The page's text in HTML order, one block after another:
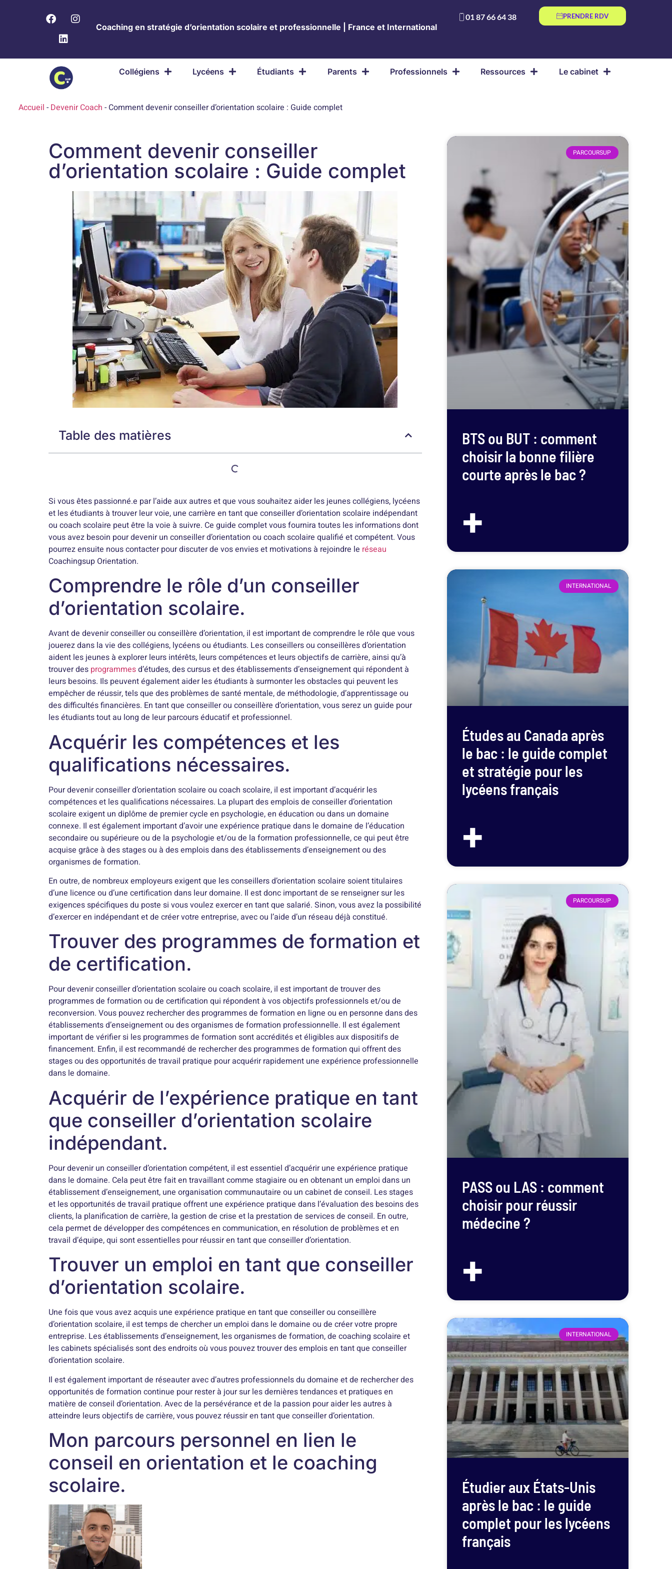
Coaching en stratégie d’orientation scolaire et professionnelle | France et International
01 87 66 64 38 PRENDRE RDV
Collégiens Lycéens Étudiants Parents Professionnels Ressources Le cabinet
Accueil - Devenir Coach - Comment devenir conseiller d’orientation scolaire : Guide complet
Comment devenir conseiller
d’orientation scolaire : Guide complet
Table des matières
Si vous êtes passionné.e par l’aide aux autres et que vous souhaitez aider les jeunes collégiens, lycéens
et les étudiants à trouver leur voie, une carrière en tant que conseiller d’orientation scolaire indépendant
ou coach scolaire peut être la voie à suivre. Ce guide complet vous fournira toutes les informations dont
vous avez besoin pour devenir un conseiller d’orientation ou coach scolaire qualifié et compétent. Vous
pourrez ensuite nous contacter pour discuter de vos envies et motivations à rejoindre le réseau
Coachingsup Orientation.
Comprendre le rôle d’un conseiller
d’orientation scolaire.
Avant de devenir conseiller ou conseillère d’orientation, il est important de comprendre le rôle que vous
jouerez dans la vie des collégiens, lycéens ou étudiants. Les conseillers ou conseillères d’orientation
aident les jeunes à explorer leurs intérêts, leurs compétences et leurs objectifs de carrière, ainsi qu’à
trouver des programmesd’études, des cursus et des établissements d’enseignement qui répondent à
leurs besoins. Ils peuvent également aider les étudiants à surmonter les obstacles qui peuvent les
empêcher de réussir, tels que des problèmes de santé mentale, de méthodologie, d’apprentissage ou
des difficultés financières. En tant que conseiller ou conseillère d’orientation, vous serez un guide pour
les étudiants tout au long de leur parcours éducatif et professionnel.
Acquérir les compétences et les
qualifications nécessaires.
Pour devenir conseiller d’orientation scolaire ou coach scolaire, il est important d’acquérir les
compétences et les qualifications nécessaires. La plupart des emplois de conseiller d’orientation
scolaire exigent un diplôme de premier cycle en psychologie, en éducation ou dans un domaine
connexe. Il est également important d’avoir une expérience pratique dans le domaine de l’éducation
secondaire ou supérieure ou de la psychologie et/ou de la formation professionnelle, ce qui peut être
acquise grâce à des stages ou à des emplois dans des établissements d’enseignement ou des
organismes de formation.
En outre, de nombreux employeurs exigent que les conseillers d’orientation scolaire soient titulaires
d’une licence ou d’une certification dans leur domaine. Il est donc important de se renseigner sur les
exigences spécifiques du poste si vous voulez exercer en tant que salarié. Sinon, vous avez la possibilité
d’exercer en indépendant et de créer votre entreprise, avec ou l’aide d’un réseau déjà constitué.
Trouver des programmes de formation et
de certification.
Pour devenir conseiller d’orientation scolaire ou coach scolaire, il est important de trouver des
programmes de formation ou de certification qui répondent à vos objectifs professionnels et/ou de
reconversion. Vous pouvez rechercher des programmes de formation en ligne ou en personne dans des
établissements d’enseignement ou des organismes de formation professionnelle. Il est également
important de vérifier si les programmes de formation sont accrédités et éligibles aux dispositifs de
financement. Enfin, il est recommandé de rechercher des programmes de formation qui offrent des
stages ou des opportunités de travail pratique pour acquérir rapidement une expérience professionnelle
dans le domaine.
Acquérir de l’expérience pratique en tant
que conseiller d’orientation scolaire
indépendant.
Pour devenir un conseiller d’orientation compétent, il est essentiel d’acquérir une expérience pratique
dans le domaine. Cela peut être fait en travaillant comme stagiaire ou en obtenant un emploi dans un
établissement d’enseignement, une organisation communautaire ou un cabinet de conseil. Les stages
et les opportunités de travail pratique offrent une expérience pratique dans l’évaluation des besoins des
clients, la planification de carrière, la gestion de crise et la prestation de services de conseil. En outre,
cela permet de développer des compétences en communication, en résolution de problèmes et en
travail d’équipe, qui sont essentielles pour réussir en tant que conseiller d’orientation.
Trouver un emploi en tant que conseiller
d’orientation scolaire.
Une fois que vous avez acquis une expérience pratique en tant que conseiller ou conseillère
d’orientation scolaire, il est temps de chercher un emploi dans le domaine ou de créer votre propre
entreprise. Les établissements d’enseignement, les organismes de formation, de coaching scolaire et
les cabinets spécialisés sont des endroits où vous pouvez trouver des emplois en tant que conseiller
d’orientation scolaire.
Il est également important de réseauter avec d’autres professionnels du domaine et de rechercher des
opportunités de formation continue pour rester à jour sur les dernières tendances et pratiques en
matière de conseil d’orientation. Avec de la persévérance et de la passion pour aider les autres à
atteindre leurs objectifs de carrière, vous pouvez réussir en tant que conseiller d’orientation.
Mon parcours personnel en lien le
conseil en orientation et le coaching
scolaire.
PARCOURSUP
BTS ou BUT : comment
choisir la bonne filière
courte après le bac ?
+
INTERNATIONAL
Études au Canada après
le bac : le guide complet
et stratégie pour les
lycéens français
+
PARCOURSUP
PASS ou LAS : comment
choisir pour réussir
médecine ?
+
INTERNATIONAL
Étudier aux États-Unis
après le bac : le guide
complet pour les lycéens
français